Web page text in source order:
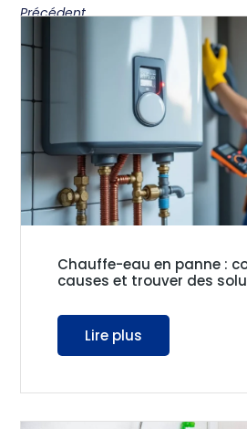
Précédent
Chauffe-eau en panne :
causes et trouver des
Lire plus